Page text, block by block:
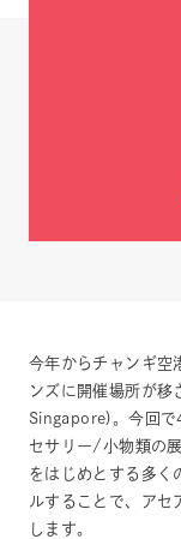
今年からチャンギ空
ンズに開催場所が
Singapore)。今回で
セサリー/小物類の
をはじめとする多く
ルすることで、アセ
します。